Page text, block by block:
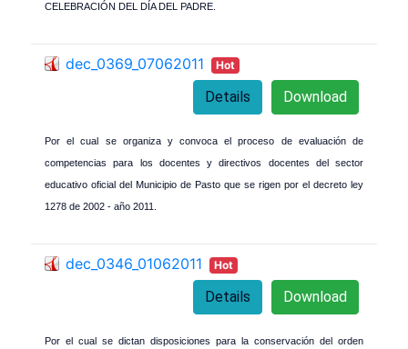
CELEBRACIÓN DEL DÍA DEL PADRE.
dec_0369_07062011 Hot
Download
Details
Por el cual se organiza y convoca el proceso de evaluación de
competencias para los docentes y directivos docentes del sector
educativo oficial del Municipio de Pasto que se rigen por el decreto ley
1278 de 2002 - año 2011.
dec_0346_01062011 Hot
Download
Details
Por el cual se dictan disposiciones para la conservación del orden